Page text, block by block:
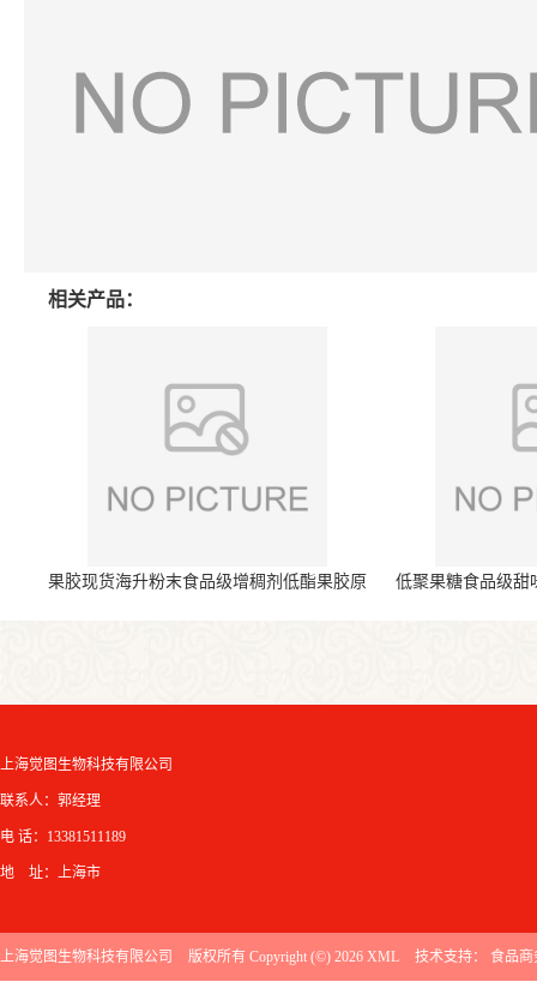
相关产品：
果胶现货海升粉末食品级增稠剂低酯果胶原
低聚果糖食品级甜
上海觉图生物科技有限公司
联系人：郭经理
电 话：13381511189
地 址：上海市
上海觉图生物科技有限公司 版权所有 Copyright (©) 2026 XML 技术支持： 食品商